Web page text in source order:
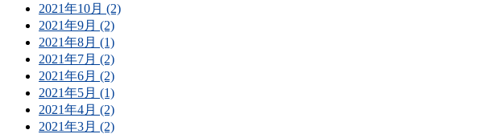
2021年10月 (2)
2021年9月 (2)
2021年8月 (1)
2021年7月 (2)
2021年6月 (2)
2021年5月 (1)
2021年4月 (2)
2021年3月 (2)